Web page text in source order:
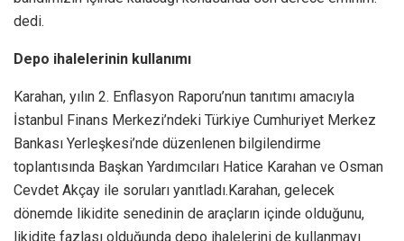
dedi.
Depo ihalelerinin kullanımı
Karahan, yılın 2. Enflasyon Raporu’nun tanıtımı amacıyla
İstanbul Finans Merkezi’ndeki Türkiye Cumhuriyet Merkez
Bankası Yerleşkesi’nde düzenlenen bilgilendirme
toplantısında Başkan Yardımcıları Hatice Karahan ve Osman
Cevdet Akçay ile soruları yanıtladı.Karahan, gelecek
dönemde likidite senedinin de araçların içinde olduğunu,
likidite fazlası olduğunda depo ihalelerini de kullanmayı